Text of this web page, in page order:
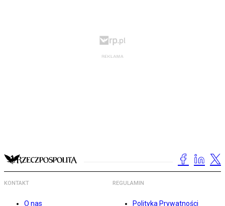
KONTAKT
O nas
REGULAMIN
Polityka Prywatności